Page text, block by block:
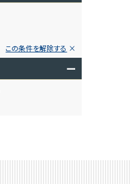
この条件を解除する
ー